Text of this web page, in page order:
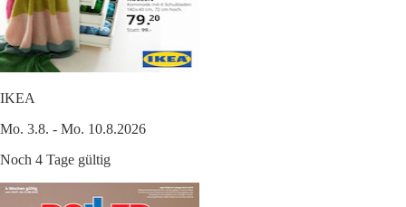
IKEA
Mo. 3.8. - Mo. 10.8.2026
Noch 4 Tage gültig